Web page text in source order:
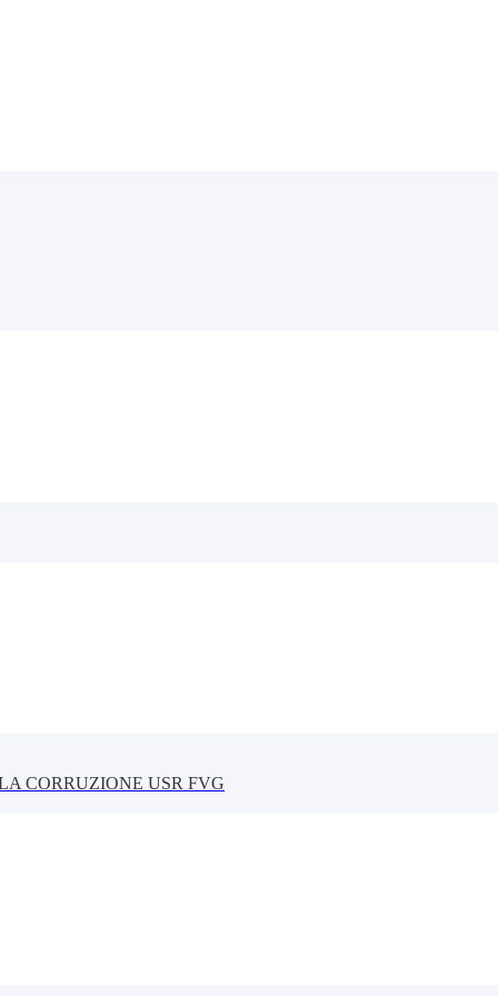
CORRUZIONE USR FVG